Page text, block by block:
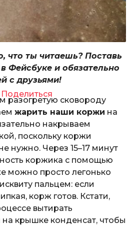
что ты читаешь? Поставь
Фейсбуке и обязательно
с друзьями!
Поделиться
разогретую сковороду
жарить наши коржи на
накрываем
поскольку коржи
нужно. Через 15–17 минут
коржика с помощью
можно просто легонько
пальцем: если
корж готов. Кстати,
вытирать
крышке конденсат, чтобы